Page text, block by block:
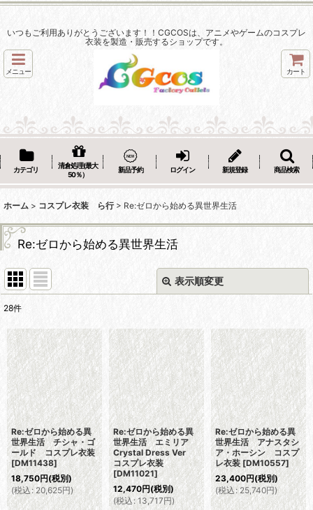
いつもご利用ありがとうございます！！CGCOSは、アニメやゲームのコスプレ
衣装を製造・販売するショップです。
メニュー カート
カテゴリ
清倉処理(最大
50％）
新品予約 ログイン 新規登録 商品検索
ホーム > コスプレ衣装 ら行 > Re:ゼロから始める異世界生活
Re:ゼロから始める異世界生活
表示順変更
並び順:
絞り込む
28件
Re:ゼロから始める異
世界生活 チシャ・ゴ
ールド コスプレ衣装
[DM11438]
18,750円(税別)
(税込: 20,625円)
Re:ゼロから始める異
世界生活 エミリア
Crystal Dress Ver
コスプレ衣装
[DM11021]
12,470円(税別)
(税込: 13,717円)
Re:ゼロから始める異
世界生活 アナスタシ
ア・ホーシン コスプ
レ衣装 [DM10557]
23,400円(税別)
(税込: 25,740円)